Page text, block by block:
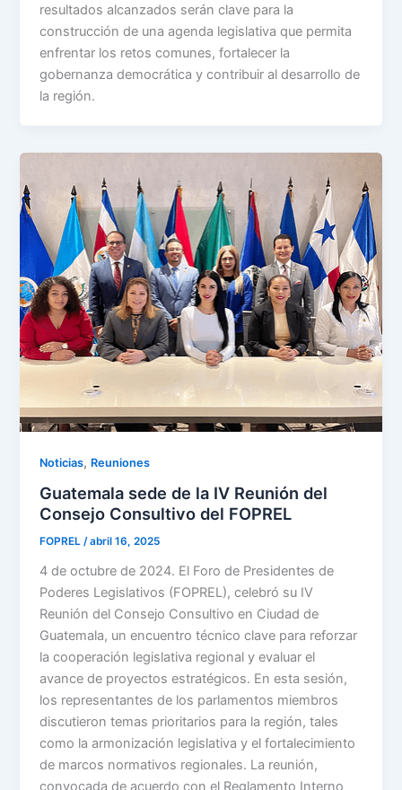
resultados alcanzados serán clave para la
construcción de una agenda legislativa que permita
enfrentar los retos comunes, fortalecer la
gobernanza democrática y contribuir al desarrollo de
la región.
Noticias, Reuniones
Guatemala sede de la IV Reunión del
Consejo Consultivo del FOPREL
FOPREL/abril 16, 2025
4 de octubre de 2024. El Foro de Presidentes de
Poderes Legislativos (FOPREL), celebró su IV
Reunión del Consejo Consultivo en Ciudad de
Guatemala, un encuentro técnico clave para reforzar
la cooperación legislativa regional y evaluar el
avance de proyectos estratégicos. En esta sesión,
los representantes de los parlamentos miembros
discutieron temas prioritarios para la región, tales
como la armonización legislativa y el fortalecimiento
de marcos normativos regionales. La reunión,
convocada de acuerdo con el Reglamento Interno